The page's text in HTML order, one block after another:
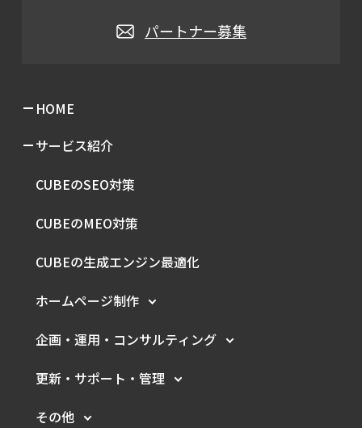
パートナー募集
HOME
サービス紹介
CUBEのSEO対策
CUBEのMEO対策
CUBEの生成エンジン最適化
ホームページ制作
企画・運用・ コンサルティング
更新・サポート・管理
その他